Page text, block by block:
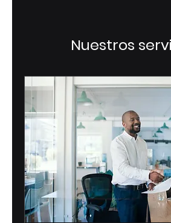
Nuestros